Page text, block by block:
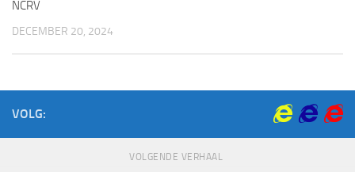
NCRV
DECEMBER 20, 2024
VOLG:
VOLGENDE VERHAAL